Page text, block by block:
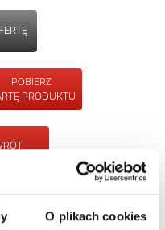
O plikach cookies
POBIERZ
PRODUKTU